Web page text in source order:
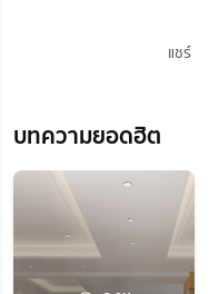
แชร์
บทความยอดฮิต